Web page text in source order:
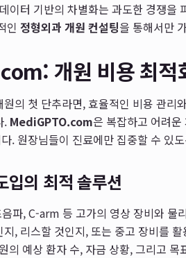
이터 기반의 차별화는 과도한 경쟁을
인 정형외과 개원 컨설팅을 통해서만
개원 비용 최적
의 첫 단추라면, 효율적인 비용 관리
. MediGPTO.com은 복잡하고 어려
. 원장님들이 진료에만 집중할 수 있
입의 최적 솔루션
파, C-arm 등 고가의 영상 장비와 물
, 리스할 것인지, 또는 중고 장비를
의 예상 환자 수, 자금 상황, 그리고